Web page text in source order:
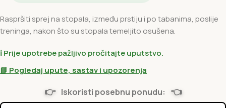
Raspršiti sprej na stopala, između prstiju i po tabanima, poslije
treninga, nakon što su stopala temeljito osušena.
ℹ️ Prije upotrebe pažljivo pročitajte uputstvo.
📘 Pogledaj upute, sastav i upozorenja
👉 Iskoristi posebnu ponudu: 👈